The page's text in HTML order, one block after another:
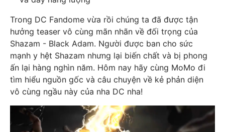
Trong DC Fandome vừa rồi chúng ta đã được tận
hưởng teaser vô cùng mãn nhãn về đối trọng của
Shazam - Black Adam. Người được ban cho sức
mạnh y hệt Shazam nhưng lại biến chất và bị phong
ấn lại hàng nghìn năm. Hôm nay hãy cùng MoMo đi
tìm hiểu nguồn gốc và câu chuyện về kẻ phản diện
vô cùng ngầu này của nha DC nha!